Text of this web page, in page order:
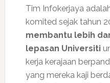
Tim Infokerjaya
komited sejak tahun
membantu lebih
lepasan Universiti
kerja kerajaan
yang mereka kaji